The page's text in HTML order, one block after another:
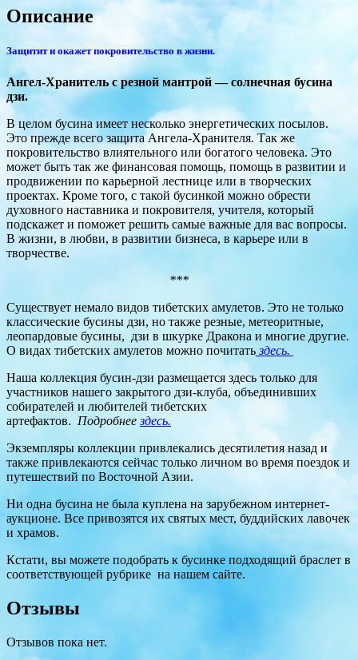
Описание
Защитит и окажет покровительство в жизни.
Ангел-Хранитель с резной мантрой — солнечная бусина
дзи.
В целом бусина имеет несколько энергетических посылов.
Это прежде всего защита Ангела-Хранителя. Так же
покровительство влиятельного или богатого человека. Это
может быть так же финансовая помощь, помощь в развитии и
продвижении по карьерной лестнице или в творческих
проектах. Кроме того, с такой бусинкой можно обрести
духовного наставника и покровителя, учителя, который
подскажет и поможет решить самые важные для вас вопросы.
В жизни, в любви, в развитии бизнеса, в карьере или в
творчестве.
***
Существует немало видов тибетских амулетов. Это не только
классические бусины дзи, но также резные, метеоритные,
леопардовые бусины, дзи в шкурке Дракона и многие другие.
О видах тибетских амулетов можно почитатьздесь.
Наша коллекция бусин-дзи размещается здесь только для
участников нашего закрытого дзи-клуба, объединивших
собирателей и любителей тибетских
артефактов. Подробнее здесь.
Экземпляры коллекции привлекались десятилетия назад и
также привлекаются сейчас только личном во время поездок и
путешествий по Восточной Азии.
Ни одна бусина не была куплена на зарубежном интернет-
аукционе. Все привозятся их святых мест, буддийских лавочек
и храмов.
Кстати, вы можете подобрать к бусинке подходящий браслет в
соответствующей рубрике на нашем сайте.
Отзывы
Отзывов пока нет.